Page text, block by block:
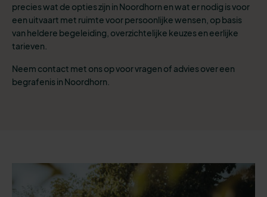
precies wat de opties zijn in Noordhorn en wat er nodig is voor
een uitvaart met ruimte voor persoonlijke wensen, op basis
van heldere begeleiding, overzichtelijke keuzes en eerlijke
tarieven.
Neem contact met ons op voor vragen of advies over een
begrafenis in Noordhorn.